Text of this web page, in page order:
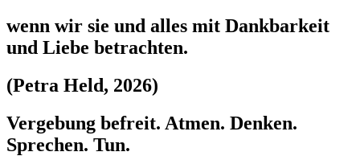
wenn wir sie und alles mit Dankbarkeit
und Liebe betrachten.
(Petra Held, 2026)
Vergebung befreit. Atmen. Denken.
Sprechen. Tun.